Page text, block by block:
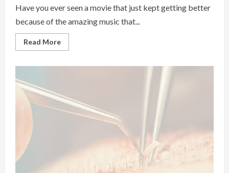
Have you ever seen a movie that just kept getting better
because of the amazing music that...
Read MoreRead
more
Look
At
The